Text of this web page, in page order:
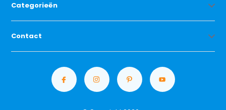
Categorieën
Contact